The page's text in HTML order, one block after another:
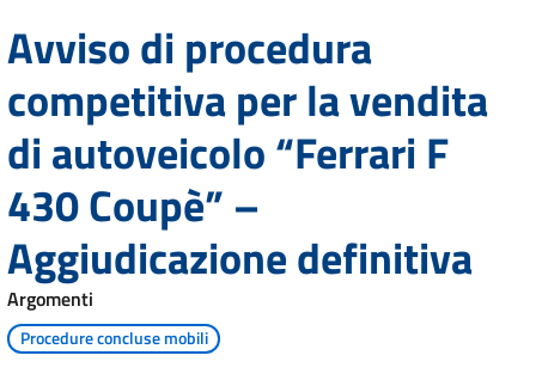
Avviso di procedura
competitiva per la vendita
di autoveicolo “Ferrari F
430 Coupè” –
Aggiudicazione definitiva
Argomenti
Procedure concluse mobili